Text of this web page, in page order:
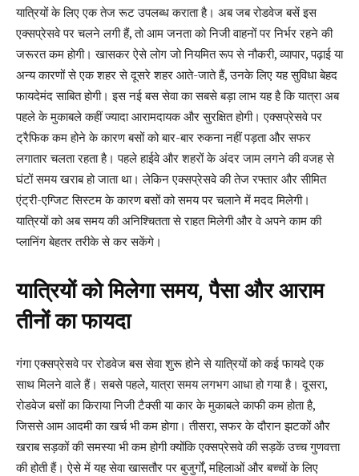
यात्रियों के लिए एक तेज रूट उपलब्ध कराता है। अब जब रोडवेज बसें इस
एक्सप्रेसवे पर चलने लगी हैं, तो आम जनता को निजी वाहनों पर निर्भर रहने की
जरूरत कम होगी। खासकर ऐसे लोग जो नियमित रूप से नौकरी, व्यापार, पढ़ाई या
अन्य कारणों से एक शहर से दूसरे शहर आते-जाते हैं, उनके लिए यह सुविधा बेहद
फायदेमंद साबित होगी। इस नई बस सेवा का सबसे बड़ा लाभ यह है कि यात्रा अब
पहले के मुकाबले कहीं ज्यादा आरामदायक और सुरक्षित होगी। एक्सप्रेसवे पर
ट्रैफिक कम होने के कारण बसों को बार-बार रुकना नहीं पड़ता और सफर
लगातार चलता रहता है। पहले हाईवे और शहरों के अंदर जाम लगने की वजह से
घंटों समय खराब हो जाता था। लेकिन एक्सप्रेसवे की तेज रफ्तार और सीमित
एंट्री-एग्जिट सिस्टम के कारण बसों को समय पर चलाने में मदद मिलेगी।
यात्रियों को अब समय की अनिश्चितता से राहत मिलेगी और वे अपने काम की
प्लानिंग बेहतर तरीके से कर सकेंगे।
यात्रियों को मिलेगा समय, पैसा और आराम
तीनों का फायदा
गंगा एक्सप्रेसवे पर रोडवेज बस सेवा शुरू होने से यात्रियों को कई फायदे एक
साथ मिलने वाले हैं। सबसे पहले, यात्रा समय लगभग आधा हो गया है। दूसरा,
रोडवेज बसों का किराया निजी टैक्सी या कार के मुकाबले काफी कम होता है,
जिससे आम आदमी का खर्च भी कम होगा। तीसरा, सफर के दौरान झटकों और
खराब सड़कों की समस्या भी कम होगी क्योंकि एक्सप्रेसवे की सड़कें उच्च गुणवत्ता
की होती हैं। ऐसे में यह सेवा खासतौर पर बुजुर्गों, महिलाओं और बच्चों के लिए